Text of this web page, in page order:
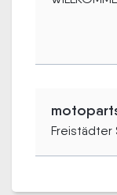
Freistädter